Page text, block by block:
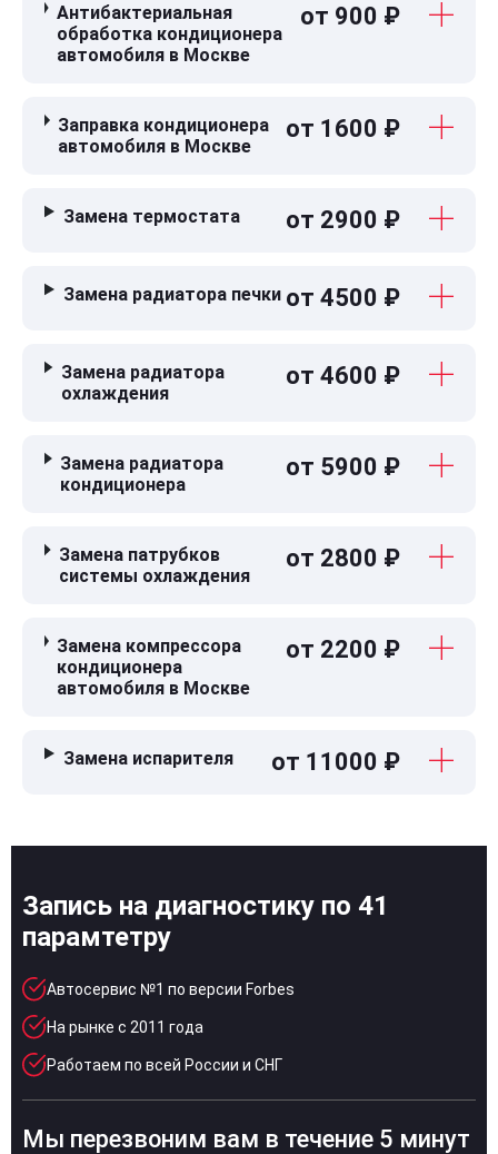
Антибактериальная
обработка кондиционера
автомобиля в Москве
от 900 ₽
Заправка кондиционера
автомобиля в Москве
от 1600 ₽
Замена термостата от 2900 ₽
Замена радиатора печки от 4500 ₽
Замена радиатора
охлаждения
от 4600 ₽
Замена радиатора
кондиционера
от 5900 ₽
Замена патрубков
системы охлаждения
от 2800 ₽
Замена компрессора
кондиционера
автомобиля в Москве
от 2200 ₽
Замена испарителя от 11000 ₽
Запись на диагностику по 41
парамтетру
Автосервис №1 по версии Forbes
На рынке с 2011 года
Работаем по всей России и СНГ
Мы перезвоним вам в течение 5 минут